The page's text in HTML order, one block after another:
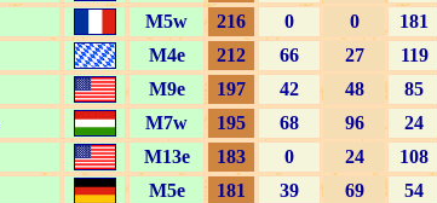
M5w 216 0 0 181
M4e 212 66 27 119
M9e 197 42 48 85
M7w 195 68 96 24
M13e 183 0 24 108
M5e 181 39 69 54